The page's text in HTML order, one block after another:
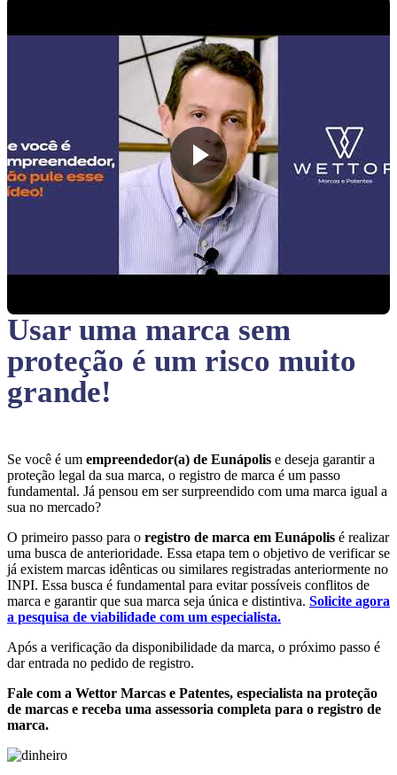
Usar uma marca sem
proteção é um risco muito
grande!
Se você é um empreendedor(a) de Eunápolis e deseja garantir a
proteção legal da sua marca, o registro de marca é um passo
fundamental. Já pensou em ser surpreendido com uma marca igual a
sua no mercado?
O primeiro passo para o registro de marca em Eunápolis é realizar
uma busca de anterioridade. Essa etapa tem o objetivo de verificar se
já existem marcas idênticas ou similares registradas anteriormente no
INPI. Essa busca é fundamental para evitar possíveis conflitos de
marca e garantir que sua marca seja única e distintiva. Solicite agora
a pesquisa de viabilidade com um especialista.
Após a verificação da disponibilidade da marca, o próximo passo é
dar entrada no pedido de registro.
Fale com a Wettor Marcas e Patentes, especialista na proteção
de marcas e receba uma assessoria completa para o registro de
marca.